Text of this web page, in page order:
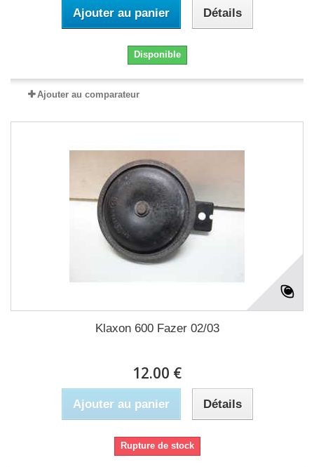
Ajouter au panier Détails
Disponible
Ajouter au comparateur
Klaxon 600 Fazer 02/03
12.00 €
Ajouter au panier Détails
Rupture de stock